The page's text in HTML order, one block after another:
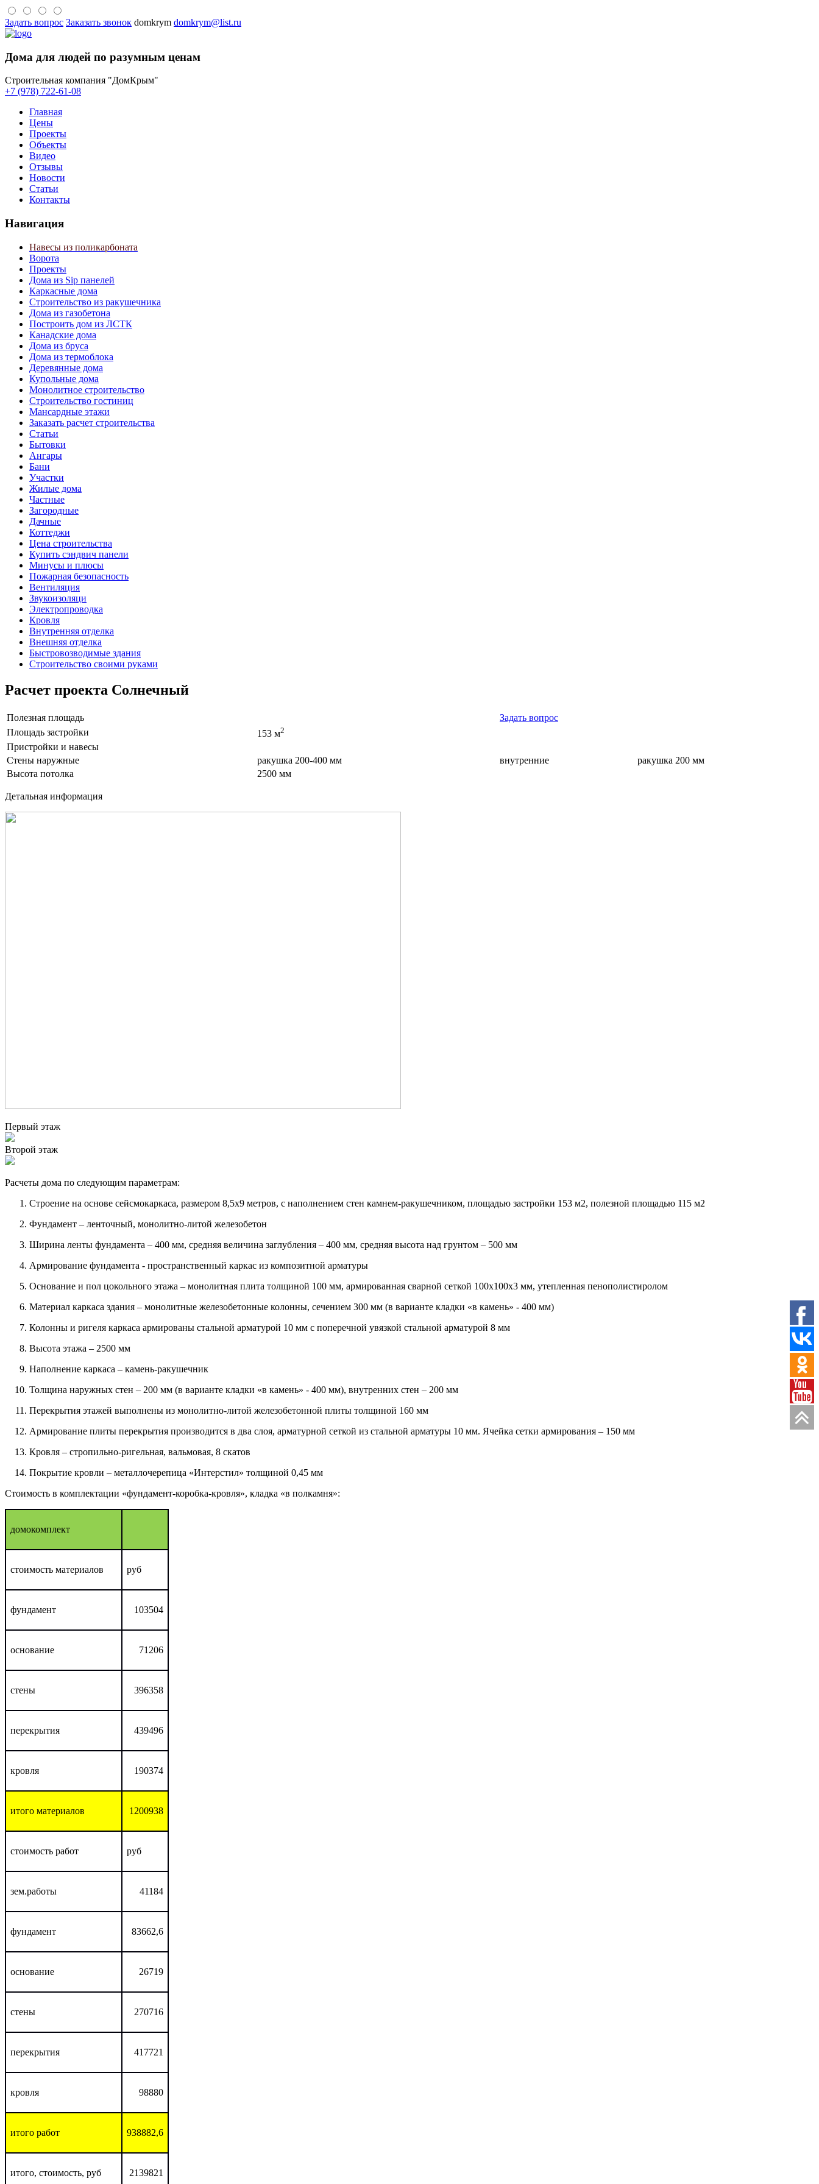
Задать вопрос Заказать звонок domkrym domkrym@list.ru
Дома для людей по разумным ценам
Строительная компания "ДомКрым"
+7 (978) 722-61-08
Главная
Цены
Проекты
Объекты
Видео
Отзывы
Новости
Статьи
Контакты
Навигация
Навесы из поликарбоната
Ворота
Проекты
Дома из Sip панелей
Каркасные дома
Строительство из ракушечника
Дома из газобетона
Построить дом из ЛСТК
Канадские дома
Дома из бруса
Дома из термоблока
Деревянные дома
Купольные дома
Монолитное строительство
Строительство гостиниц
Мансардные этажи
Заказать расчет строительства
Статьи
Бытовки
Ангары
Бани
Участки
Жилые дома
Частные
Загородные
Дачные
Коттеджи
Цена строительства
Купить сэндвич панели
Минусы и плюсы
Пожарная безопасность
Вентиляция
Звукоизоляци
Электропроводка
Кровля
Внутренняя отделка
Внешняя отделка
Быстровозводимые здания
Строительство своими руками
Расчет проекта Солнечный
Полезная площадь
Задать вопрос
Площадь застройки
153 м2
Пристройки и навесы
Стены наружные
ракушка 200-400 мм внутренние
ракушка 200 мм
Высота потолка
2500 мм
Детальная информация
Первый этаж
Второй этаж
Расчеты дома по следующим параметрам:
Строение на основе сейсмокаркаса, размером 8,5х9 метров, с наполнением стен камнем-ракушечником, площадью застройки 153 м2, полезной площадью 115 м2
Фундамент – ленточный, монолитно-литой железобетон
Ширина ленты фундамента – 400 мм, средняя величина заглубления – 400 мм, средняя высота над грунтом – 500 мм
Армирование фундамента - пространственный каркас из композитной арматуры
Основание и пол цокольного этажа – монолитная плита толщиной 100 мм, армированная сварной сеткой 100х100х3 мм, утепленная пенополистиролом
Материал каркаса здания – монолитные железобетонные колонны, сечением 300 мм (в варианте кладки «в камень» - 400 мм)
Колонны и ригеля каркаса армированы стальной арматурой 10 мм с поперечной увязкой стальной арматурой 8 мм
Высота этажа – 2500 мм
Наполнение каркаса – камень-ракушечник
Толщина наружных стен – 200 мм (в варианте кладки «в камень» - 400 мм), внутренних стен – 200 мм
Перекрытия этажей выполнены из монолитно-литой железобетонной плиты толщиной 160 мм
Армирование плиты перекрытия производится в два слоя, арматурной сеткой из стальной арматуры 10 мм. Ячейка сетки армирования – 150 мм
Кровля – стропильно-ригельная, вальмовая, 8 скатов
Покрытие кровли – металлочерепица «Интерстил» толщиной 0,45 мм
Стоимость в комплектации «фундамент-коробка-кровля», кладка «в полкамня»:
домокомплект
стоимость материалов руб
фундамент 103504
основание 71206
стены 396358
перекрытия 439496
кровля 190374
итого материалов 1200938
стоимость работ руб
зем.работы 41184
фундамент 83662,6
основание 26719
стены 270716
перекрытия 417721
кровля 98880
итого работ 938882,6
итого, стоимость, руб 2139821